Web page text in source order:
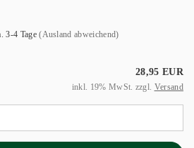
3-4 Tage (Ausland abweichend)
28,95 EUR
inkl. 19% MwSt. zzgl. Versand